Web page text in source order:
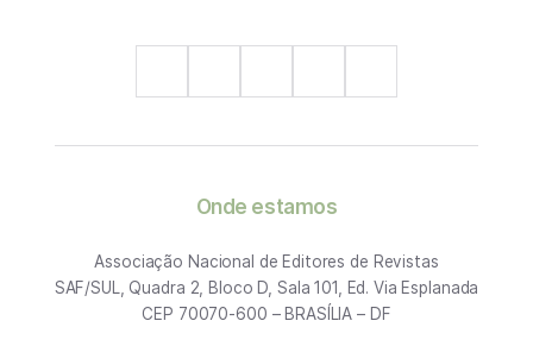
Onde estamos
Associação Nacional de Editores de Revistas
SAF/SUL, Quadra 2, Bloco D, Sala 101, Ed. Via Esplanada
CEP 70070-600 – BRASÍLIA – DF